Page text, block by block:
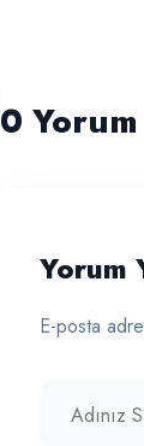
0 Yorum
Yorum
E-posta